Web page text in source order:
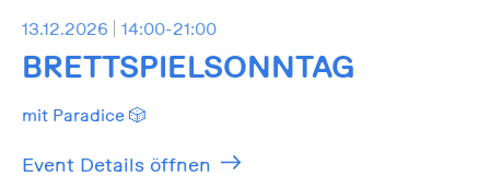
13.12.2026 14:00-21:00
BRETTSPIELSONNTAG
mit Paradice 🎲
Event Details öffnen